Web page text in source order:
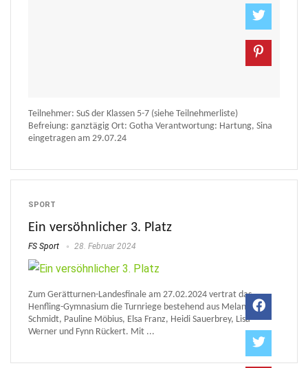
Teilnehmer: SuS der Klassen 5-7 (siehe Teilnehmerliste)
Befreiung: ganztägig Ort: Gotha Verantwortung: Hartung, Sina
eingetragen am 29.07.24
SPORT
Ein versöhnlicher 3. Platz
FS Sport 28. Februar 2024
Zum Gerätturnen-Landesfinale am 27.02.2024 vertrat das
Henfling-Gymnasium die Turnriege bestehend aus Melanie
Schmidt, Pauline Möbius, Elsa Franz, Heidi Sauerbrey, Lisa
Werner und Fynn Rückert. Mit ...